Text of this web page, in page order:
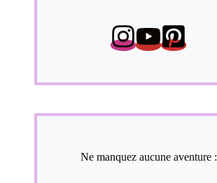
Ne manquez aucune aventure :